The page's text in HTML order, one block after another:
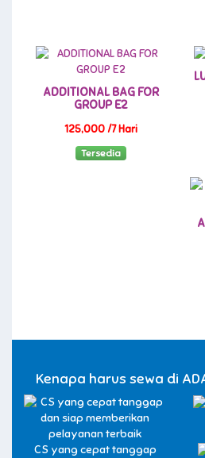
ADDITIONAL BAG FOR
GROUP E2
125,000 /7 Hari
Tersedia
Kenapa harus sewa di
CS yang cepat tanggap